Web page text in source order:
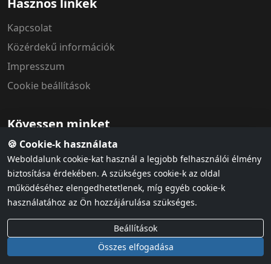
Kapcsolat
Közérdekű információk
Impresszum
Cookie beállítások
Kövessen minket
© 2026 MÁV Szimfonikus Zenekar. Minden jog fenntartva.
Adatvédelem ÁSZF & házirend Cookie szabályzat
🍪 Cookie-k használata
Weboldalunk cookie-kat használ a legjobb felhasználói élmény
biztosítása érdekében. A szükséges cookie-k az oldal
működéséhez elengedhetetlenek, míg egyéb cookie-k
használatához az Ön hozzájárulása szükséges.
Beállítások
Összes elfogadása